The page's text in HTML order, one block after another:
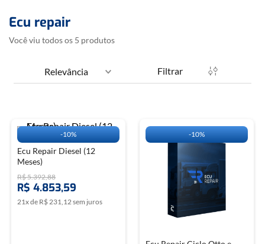
ecu repair
Você viu todos os 5 produtos
Filtrar
Relevância
-10%
Ecu Repair Diesel (12
Meses)
R$5.392,88
R$ 4.853,59
21x de R$231,12sem juros
-10%